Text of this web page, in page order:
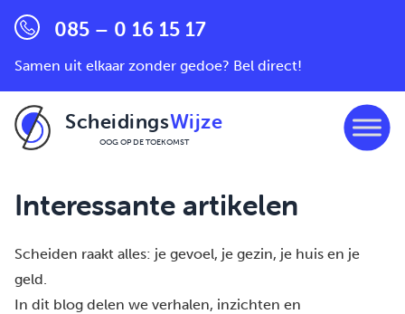
085 – 0 16 15 17
Samen uit elkaar zonder gedoe? Bel direct!
ScheidingsWijze
OOG OP DE TOEKOMST
Interessante artikelen
Scheiden raakt alles: je gevoel, je gezin, je huis en je
geld.
In dit blog delen we verhalen, inzichten en